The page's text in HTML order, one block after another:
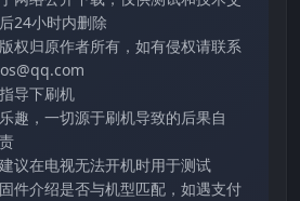
24小时内删除
权归原作者所有，如有侵权请联系
导下刷机
趣，一切源于刷机导致的后果自
议在电视无法开机时用于测试
件介绍是否与机型匹配，如遇支付